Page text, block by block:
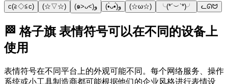
c(≧◇≦c) (☆▽☆) (๑˃ᴗ˂)ﻭ (•̀ᴗ•́)و (☆ω☆) ╰(*´︶`*)╯ ᓚᘏᗢ
🏁 格子旗 表情符号可以在不同的设备上
使用
表情符号在不同平台上的外观可能不同。每个网络服务、操作
系统或小工具制造商都可能根据他们的企业风格进行表情设